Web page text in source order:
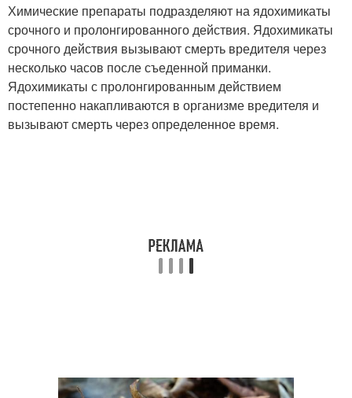
Химические препараты подразделяют на ядохимикаты
срочного и пролонгированного действия. Ядохимикаты
срочного действия вызывают смерть вредителя через
несколько часов после съеденной приманки.
Ядохимикаты с пролонгированным действием
постепенно накапливаются в организме вредителя и
вызывают смерть через определенное время.